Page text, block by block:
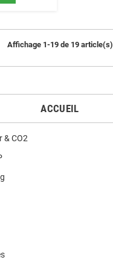
ACCUEIL
& CO2
Affichage 1-19 de 19 article(s)